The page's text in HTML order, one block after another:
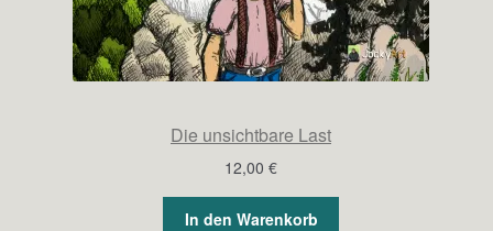
Die unsichtbare Last
12,00 €
In den Warenkorb